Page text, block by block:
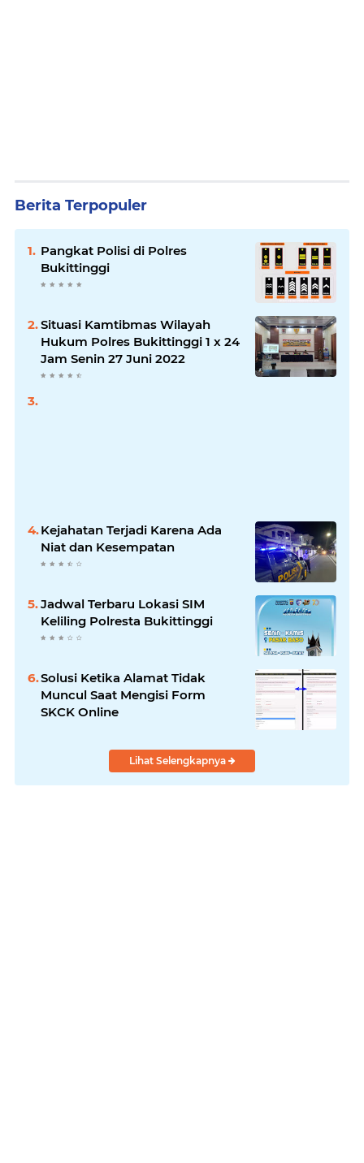
Berita Terpopuler
Pangkat Polisi di Polres
Bukittinggi
Situasi Kamtibmas Wilayah
Hukum Polres Bukittinggi 1 x 24
Jam Senin 27 Juni 2022
Kejahatan Terjadi Karena Ada
Niat dan Kesempatan
Jadwal Terbaru Lokasi SIM
Keliling Polresta Bukittinggi
Solusi Ketika Alamat Tidak
Muncul Saat Mengisi Form
SKCK Online
Lihat Selengkapnya